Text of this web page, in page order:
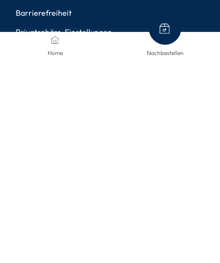
Home Nachbestellen
Barrierefreiheit
Privatsphäre-Einstellungen